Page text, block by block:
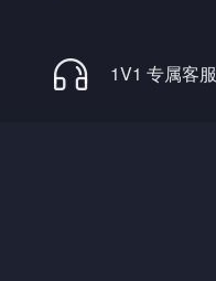
1V1 专属客服